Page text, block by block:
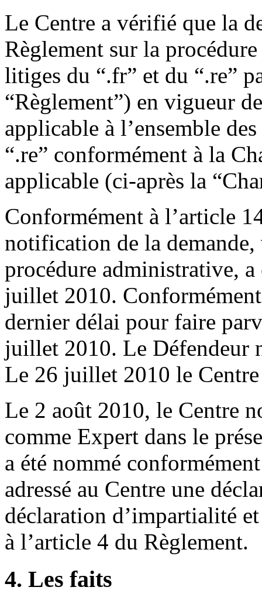
Le Centre a vérifié que la
Règlement sur la
litiges du “.fr” et du “.re”
“Règlement”) en vigueur
applicable à l’ensemble
“.re” conformément à la
applicable (ci-après la
Conformément à l’article
notification de la
procédure administrative, a
juillet 2010.
dernier délai pour faire
juillet 2010. Le Défendeur
Le 26 juillet 2010 le
Le 2 août 2010, le Centre
comme Expert dans le
a été nommé
adressé au Centre une
déclaration d’impartialité
à l’article 4 du Règlement.
4. Les faits